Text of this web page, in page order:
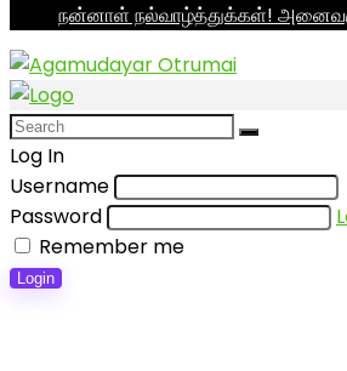
நன்னாள் நல்வாழ்த்துக்கள்!
Log In
Username
Password
Remember me
Login